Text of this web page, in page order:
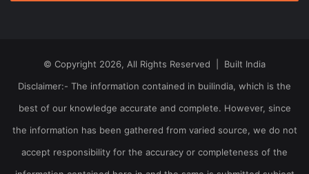
© Copyright 2026, All Rights Reserved | Built India
Disclaimer:- The information contained in builindia, which is the
best of our knowledge accurate and complete. However, since
the information has been gathered from varied source, we do not
accept responsibility for the accuracy or completeness of the